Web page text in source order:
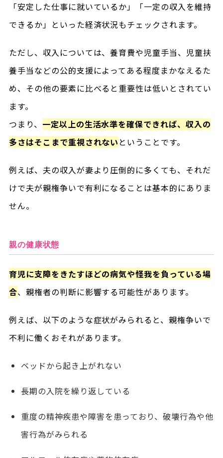
「安定した仕事に就いているか」「一定の収入を維持
できるか」といった経済状況もチェックされます。
ただし、収入については、養育費や児童手当、児童扶
養手当などの公的支援によってある程度まかなえるた
め、その他の要素に比べると重要性は低いとされてい
ます。
つまり、 一定以上の生活水準を確保できれば、収入の
多さはそこまで重視されない ということです。
例えば、夫の収入が妻より圧倒的に多くても、それだ
けで夫が親権争いで有利になることは基本的にありま
せん。
親の健康状態
育児に支障をきたすほどの病気や怪我を負っている場
合、親権者の判断に影響する可能性があります。
例えば、以下のような症状がみられると、親権争いで
不利に働くおそれがあります。
ベッドから起き上がれない
長期の入院を繰り返している
重度の精神疾患や障害を患っており、破壊行為や他
害行為がみられる